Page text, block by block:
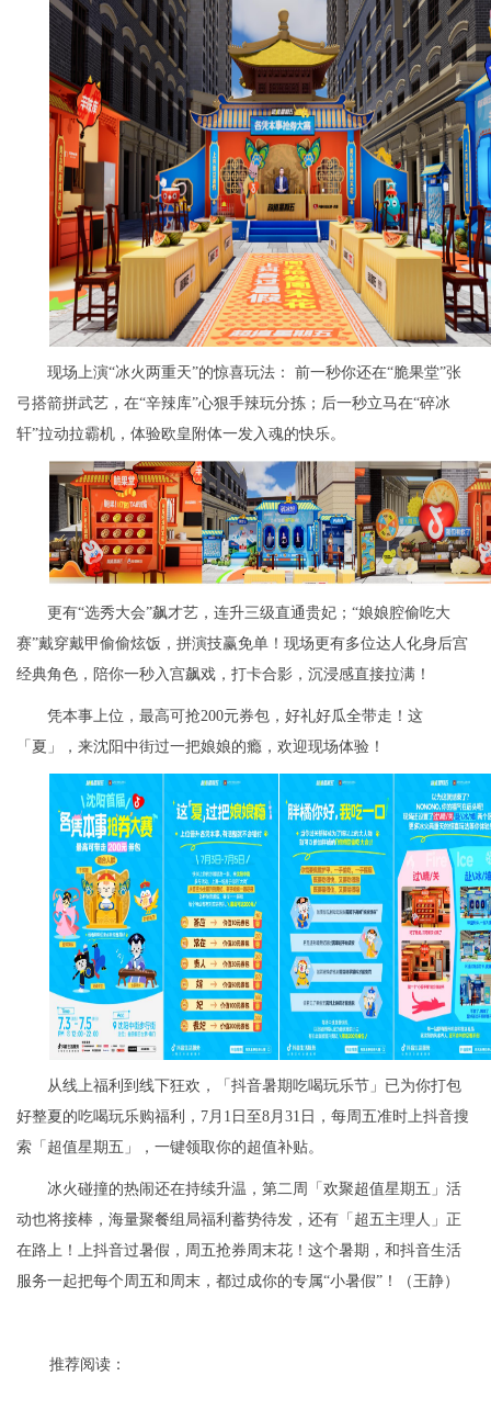
现场上演“冰火两重天”的惊喜玩法： 前一秒你还在“脆果堂”张
弓搭箭拼武艺，在“辛辣库”心狠手辣玩分拣；后一秒立马在“碎冰
轩”拉动拉霸机，体验欧皇附体一发入魂的快乐。
更有“选秀大会”飙才艺，连升三级直通贵妃；“娘娘腔偷吃大
赛”戴穿戴甲偷偷炫饭，拼演技赢免单！现场更有多位达人化身后宫
经典角色，陪你一秒入宫飙戏，打卡合影，沉浸感直接拉满！
凭本事上位，最高可抢200元券包，好礼好瓜全带走！这
「夏」，来沈阳中街过一把娘娘的瘾，欢迎现场体验！
从线上福利到线下狂欢，「抖音暑期吃喝玩乐节」已为你打包
好整夏的吃喝玩乐购福利，7月1日至8月31日，每周五准时上抖音搜
索「超值星期五」，一键领取你的超值补贴。
冰火碰撞的热闹还在持续升温，第二周「欢聚超值星期五」活
动也将接棒，海量聚餐组局福利蓄势待发，还有「超五主理人」正
在路上！上抖音过暑假，周五抢券周末花！这个暑期，和抖音生活
服务一起把每个周五和周末，都过成你的专属“小暑假”！（王静）
推荐阅读：